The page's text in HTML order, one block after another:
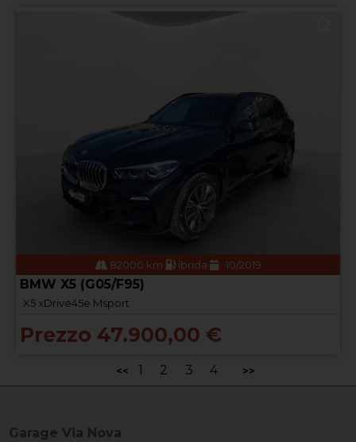
82000 km ibrida 10/2019
BMW X5 (G05/F95)
X5 xDrive45e Msport
Prezzo 47.900,00 €
<< 1 2 3 4 >>
Garage Via Nova